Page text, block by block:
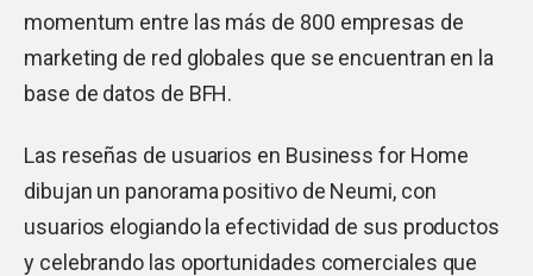
momentum entre las más de 800 empresas de
marketing de red globales que se encuentran en la
base de datos de BFH.
Las reseñas de usuarios en Business for Home
dibujan un panorama positivo de Neumi, con
usuarios elogiando la efectividad de sus productos
y celebrando las oportunidades comerciales que